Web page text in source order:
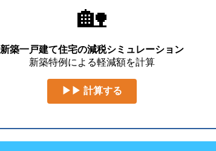
🏡
新築一戸建て住宅の減税シミュレーション
新築特例による軽減額を計算
▶▶ 計算する